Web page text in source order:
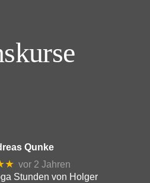
Qunke
vor 2 Jahren
Stunden von Holger